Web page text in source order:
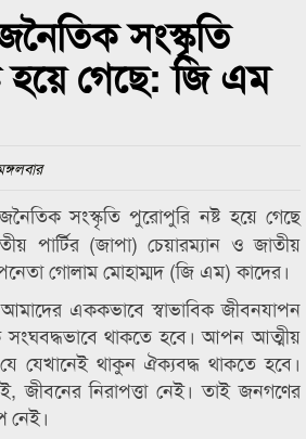
সিলেটে বাংলাদেশ গ্রুপ থিয়েটার ফেডারেশানের
সংস্কৃতি
হয়ে গেছে: জি এম
সংস্কৃতি পুরোপুরি নষ্ট হয়ে গেছে
পার্টির (জাপা) চেয়ারম্যান ও জাতীয়
গোলাম মোহাম্মদ (জি এম) কাদের।
এককভাবে স্বাভাবিক জীবনযাপন
থাকতে হবে। আপন আত্মীয়
যেখানেই থাকুন ঐক্যবদ্ধ থাকতে হবে।
জীবনের নিরাপত্তা নেই। তাই জনগণের
নেই।